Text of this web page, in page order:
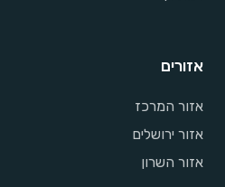
אזורים
אזור המרכז
אזור ירושלים
אזור השרון